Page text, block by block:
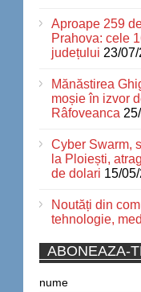
Aproape 259
Prahova: cele
județului 23/
Mănăstirea
moșie în izvor
Râfoveanca
Cyber Swarm,
la Ploiești,
de dolari 15/
Noutăți din
tehnologie,
ABONEAZA-
nume